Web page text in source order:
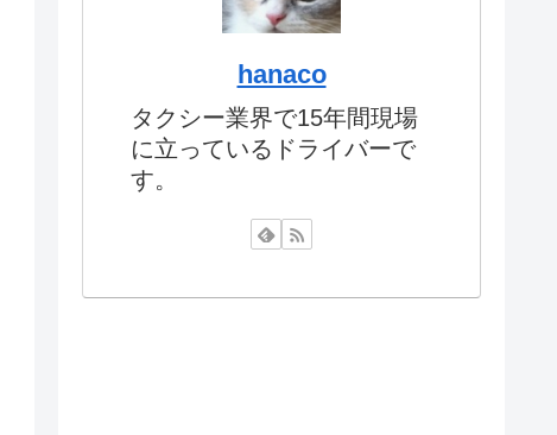
hanaco
タクシー業界で15年間現場
に立っているドライバーで
す。